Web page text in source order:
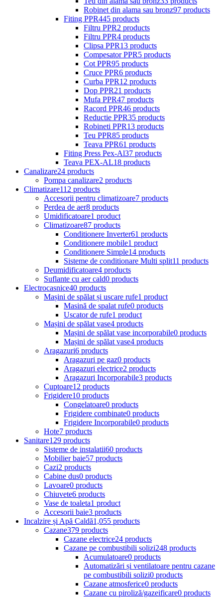
Robinet din alama sau bronz97 products
Fiting PPR445 products
Filtru PPR2 products
Filtru PPR4 products
Clipsa PPR13 products
Compesator PPR5 products
Cot PPR95 products
Cruce PPR6 products
Curba PPR12 products
Dop PPR21 products
Mufa PPR47 products
Racord PPR46 products
Reductie PPR35 products
Robineti PPR13 products
Teu PPR85 products
Teava PPR61 products
Fiting Press Pex-Al37 products
Teava PEX-AL18 products
Canalizare24 products
Pompa canalizare2 products
Climatizare112 products
Accesorii pentru climatizoare7 products
Perdea de aer8 products
Umidificatoare1 product
Climatizoare87 products
Conditionere Inverter61 products
Conditionere mobile1 product
Conditionere Simple14 products
Sisteme de conditionare Multi split11 products
Deumidificatoare4 products
Suflante cu aer cald0 products
Electrocasnice40 products
Mașini de spălat și uscare rufe1 product
Masină de spalat rufe0 products
Uscator de rufe1 product
Mașini de spălat vase4 products
Mașini de spălat vase incorporabile0 products
Mașini de spălat vase4 products
Aragazuri6 products
Aragazuri pe gaz0 products
Aragazuri electrice2 products
Aragazuri Incorporabile3 products
Cuptoare12 products
Frigidere10 products
Congelatoare0 products
Frigidere combinate0 products
Frigidere Incorporabile0 products
Hote7 products
Sanitare129 products
Sisteme de instalatii60 products
Mobilier baie57 products
Cazi2 products
Cabine dus0 products
Lavoare0 products
Chiuvete6 products
Vase de toaleta1 product
Accesorii baie3 products
Incalzire și Apă Caldă1,055 products
Cazane379 products
Cazane electrice24 products
Cazane pe combustibili solizi248 products
Acumulatoare0 products
Automatizări și ventilatoare pentru cazane
pe combustibili solizi0 products
Cazane atmosferice0 products
Cazane cu piroliză/gazeificare0 products